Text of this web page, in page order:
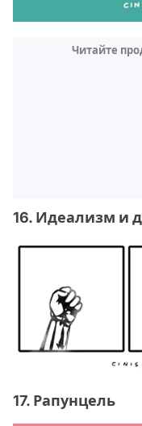
Читайте
16. Идеализм и
17. Рапунцель